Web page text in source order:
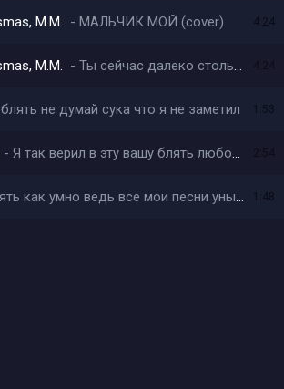
M.M. МАЛЬЧИК МОЙ (cover) 4:24
M.M. Ты сейчас далеко столько дней или лет
не думай сука что я не заметил 1:53
Я так верил в эту вашу блять любовь
как умно ведь все мои песни унылое говно 1:48